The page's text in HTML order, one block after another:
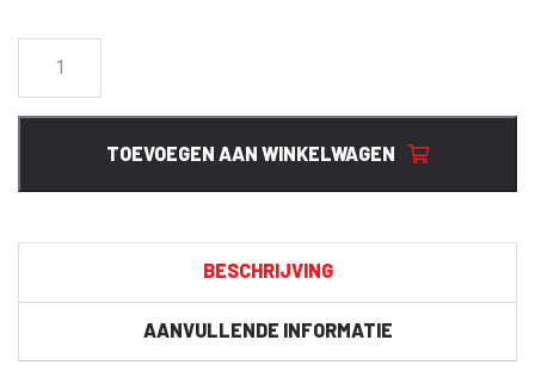
Camomille
Dress
TOEVOEGEN AAN WINKELWAGEN
BESCHRIJVING
AANVULLENDE INFORMATIE